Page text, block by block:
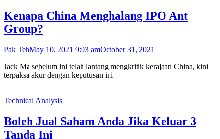
Kenapa China Menghalang IPO Ant
Group?
Pak TehMay 10, 2021 9:03 amOctober 31, 2021
Jack Ma sebelum ini telah lantang mengkritik kerajaan China, kini
terpaksa akur dengan keputusan ini
Technical Analysis
Boleh Jual Saham Anda Jika Keluar 3
Tanda Ini